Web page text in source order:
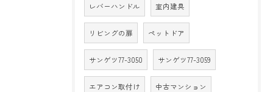
レバーハンドル 室内建具
リビングの扉 ペットドア
サンゲツ77-3050 サンゲツ77-3059
エアコン取付け 中古マンション